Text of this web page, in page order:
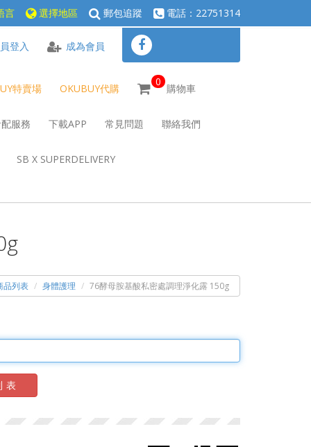
言 選擇地區 郵包追蹤 電話：22751314
特賣場 OKUBUY代購
0
購物車
服務 下載APP 常見問題 聯絡我們
SB X SUPERDELIVERY
登入 成為會員
品列表 身體護理 76酵母胺基酸私密處調理淨化露 150g
表